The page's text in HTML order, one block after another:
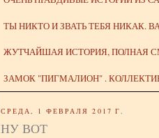
ТЫ НИКТО И ЗВАТЬ ТЕБЯ НИКАК.
ЖУТЧАЙШАЯ ИСТОРИЯ, ПОЛНАЯ
ЗАМОК "ПИГМАЛИОН" .
СРЕДА, 1 ФЕВРАЛЯ 2017 Г.
НУ ВОТ